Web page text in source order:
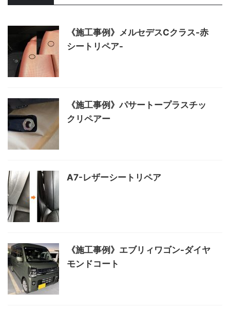
《施工事例》メルセデスCクラス-赤
シートリペア-
《施工事例》パサートープラスチッ
クリペアー
A7-レザーシートリペア
《施工事例》エブリィワゴン-ダイヤ
モンドコート